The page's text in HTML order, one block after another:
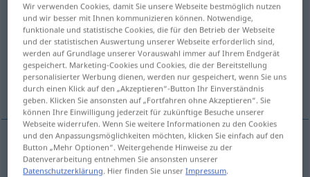
klump [klɵmp]s <-en;-ar>
Übersicht aller Übersetzungen
(Für mehr Details die Übersetzung anklicken/antippen)
Klumpen, Klotz
Klumpenm klump
Wir verwenden Cookies, damit Sie unsere Webseite bestmöglich nutzen
und wir besser mit Ihnen kommunizieren können. Notwendige,
funktionale und statistische Cookies, die für den Betrieb der Webseite
und der statistischen Auswertung unserer Webseite erforderlich sind,
werden auf Grundlage unserer Vorauswahl immer auf Ihrem Endgerät
gespeichert. Marketing-Cookies und Cookies, die der Bereitstellung
personalisierter Werbung dienen, werden nur gespeichert, wenn Sie uns
durch einen Klick auf den „Akzeptieren“-Button Ihr Einverständnis
geben. Klicken Sie ansonsten auf „Fortfahren ohne Akzeptieren“. Sie
können Ihre Einwilligung jederzeit für zukünftige Besuche unserer
Webseite widerrufen. Wenn Sie weitere Informationen zu den Cookies
und den Anpassungsmöglichkeiten möchten, klicken Sie einfach auf den
Button „Mehr Optionen“. Weitergehende Hinweise zu der
Datenverarbeitung entnehmen Sie ansonsten unserer
Datenschutzerklärung. Hier finden Sie unserImpressum.